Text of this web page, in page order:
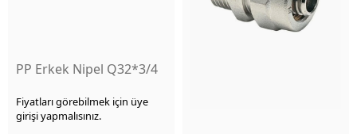
PP Erkek Nipel Q32*3/4
Fiyatları görebilmek için üye
girişi yapmalısınız.